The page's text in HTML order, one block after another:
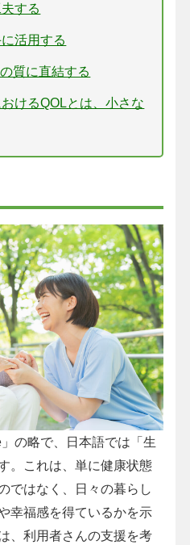
する
活用する
質に直結する
けるQOLとは、小さな
の略で、日本語では「生
。これは、単に健康状態
ではなく、日々の暮らし
幸福感を得ているかを示
、利用者さんの支援を考